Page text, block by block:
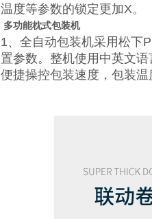
温度等参数的锁定更加X。
多功能枕式包装机
1、全自动包装机采用松下
置参数。整机使用中英文
便捷操控包装速度，包装温